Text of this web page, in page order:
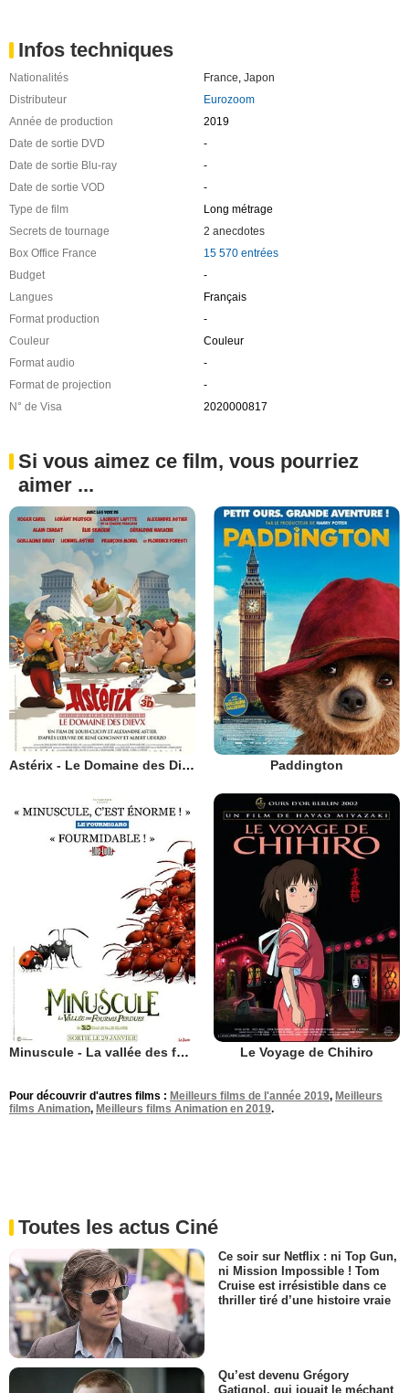
Infos techniques
Nationalités France, Japon
Distributeur
Eurozoom
Année de production
2019
Date de sortie DVD
-
Date de sortie Blu-ray
-
Date de sortie VOD
-
Type de film
Long métrage
Secrets de tournage
2 anecdotes
Box Office France
15 570 entrées
Budget
-
Langues
Français
Format production
-
Couleur
Couleur
Format audio
-
Format de projection
-
N° de Visa
2020000817
Si vous aimez ce film, vous pourriez
aimer ...
Astérix - Le Domaine des Dieux Paddington
Minuscule - La vallée des fourmis perdues Le Voyage de Chihiro
Pour découvrir d'autres films : Meilleurs films de l'année 2019, Meilleurs
films Animation, Meilleurs films Animation en 2019.
Toutes les actus Ciné
Ce soir sur Netflix : ni Top Gun,
ni Mission Impossible ! Tom
Cruise est irrésistible dans ce
thriller tiré d’une histoire vraie
Qu’est devenu Grégory
Gatignol, qui jouait le méchant